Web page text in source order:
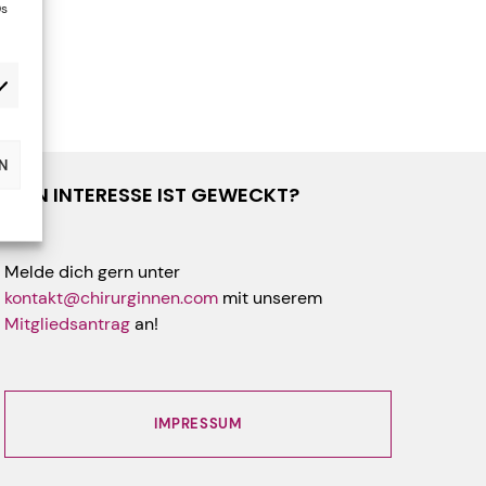
DEIN INTERESSE IST GEWECKT?
Melde dich gern unter
kontakt@chirurginnen.com mit unserem
Mitgliedsantragan!
IMPRESSUM